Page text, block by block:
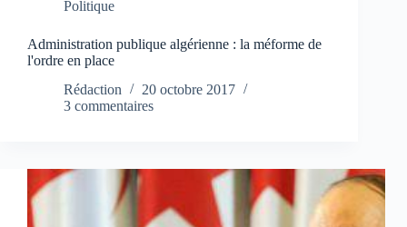
Politique
Administration publique algérienne : la méforme de
l'ordre en place
Rédaction
20 octobre 2017
3 commentaires